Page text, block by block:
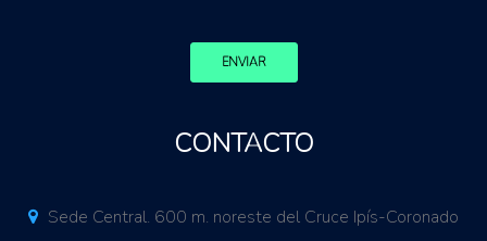
ENVIAR
CONTACTO
Sede Central. 600 m. noreste del Cruce Ipís-Coronado